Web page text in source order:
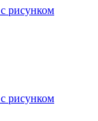
рисунком
рисунком